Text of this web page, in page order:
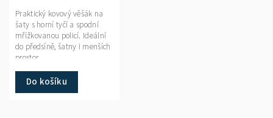
Do košíku
Praktický kovový věšák na
šaty s horní tyčí a spodní
mřížkovanou policí. Ideální
do předsíně, šatny i menších
prostor.